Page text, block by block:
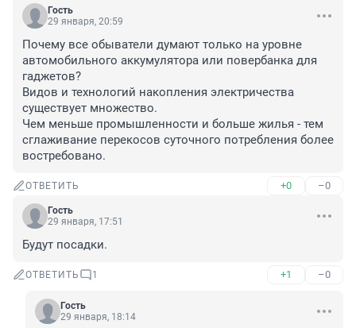
Гость
29 января, 20:59
Почему все обыватели думают только на уровне
автомобильного аккумулятора или повербанка для
гаджетов?
Видов и технологий накопления электричества
существует множество.
Чем меньше промышленности и больше жилья - тем
сглаживание перекосов суточного потребления более
востребовано.
ОТВЕТИТЬ +0 –0
Гость
29 января, 17:51
Будут посадки.
ОТВЕТИТЬ 1 +1 –0
Гость
29 января, 18:14